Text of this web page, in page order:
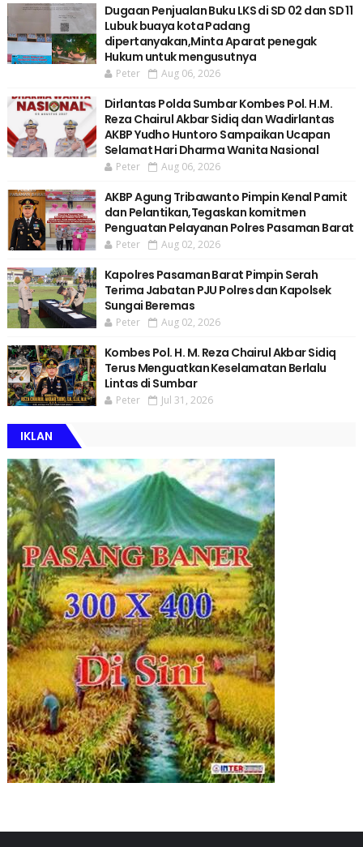
Dugaan Penjualan Buku LKS di SD 02 dan SD 11
Lubuk buaya kota Padang
dipertanyakan,Minta Aparat penegak
Hukum untuk mengusutnya
Peter Aug 06, 2026
Dirlantas Polda Sumbar Kombes Pol. H.M.
Reza Chairul Akbar Sidiq dan Wadirlantas
AKBP Yudho Huntoro Sampaikan Ucapan
Selamat Hari Dharma Wanita Nasional
Peter Aug 06, 2026
AKBP Agung Tribawanto Pimpin Kenal Pamit
dan Pelantikan,Tegaskan komitmen
Penguatan Pelayanan Polres Pasaman Barat
Peter Aug 02, 2026
Kapolres Pasaman Barat Pimpin Serah
Terima Jabatan PJU Polres dan Kapolsek
Sungai Beremas
Peter Aug 02, 2026
Kombes Pol. H. M. Reza Chairul Akbar Sidiq
Terus Menguatkan Keselamatan Berlalu
Lintas di Sumbar
Peter Jul 31, 2026
IKLAN